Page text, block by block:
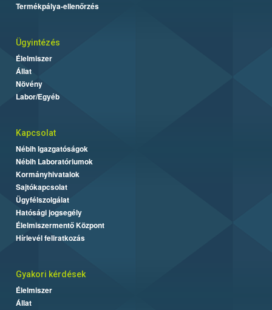
Termékpálya-ellenőrzés
Ügyintézés
Élelmiszer
Állat
Növény
Labor/Egyéb
Kapcsolat
Nébih Igazgatóságok
Nébih Laboratóriumok
Kormányhivatalok
Sajtókapcsolat
Ügyfélszolgálat
Hatósági jogsegély
Élelmiszermentő Központ
Hírlevél feliratkozás
Gyakori kérdések
Élelmiszer
Állat